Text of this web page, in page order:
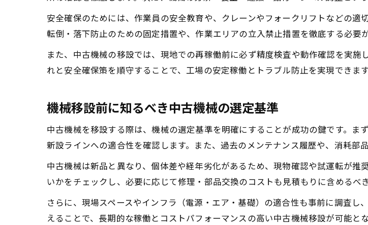
中古機械の移設で費用を
中古機械を安全に移設するた
機械移設作業時に守るべ
中古機械移設で避けたい
作業現場の安全確保と機
機械の状態に合わせた移
工作機械の移設における課題
工作機械移設で直面する
中古機械特有の移設トラ
移設時のレイアウト調整
機械移設中に発生しやす
中古機械移設でよくある
安全確保のためには、作業員の安全教育や、クレーンやフォークリフトなどの適
転倒・落下防止のための固定措置や、作業エリアの立入禁止措置を徹底する必要が
また、中古機械の移設では、現地での再稼働前に必ず精度検査や動作確認を実
れと安全確保策を順守することで、工場の安定稼働とトラブル防止を実現できます
機械移設前に知るべき中古機械の選定基準
中古機械を移設する際は、機械の選定基準を明確にすることが成功の鍵です。
新設ラインへの適合性を確認します。また、過去のメンテナンス履歴や、消耗部
中古機械は新品と異なり、個体差や経年劣化があるため、現物確認や試運転が
いかをチェックし、必要に応じて修理・部品交換のコストも見積もりに含めるべき
さらに、現場スペースやインフラ（電源・エア・基礎）の適合性も事前に調査
えることで、長期的な稼働とコストパフォーマンスの高い中古機械移設が可能とな